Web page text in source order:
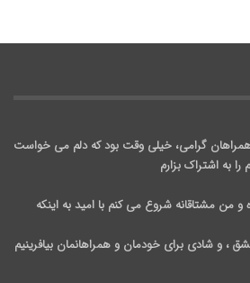
گرامی، خیلی وقت بود که دلم می خواست
به اشتراک بزارم
مشتاقانه شروع می کنم با امید به اینکه
، و شادی برای خودمان و همراهانمان بیافرینیم